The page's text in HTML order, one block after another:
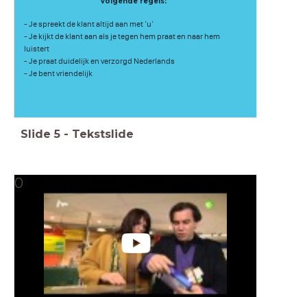
- Je spreekt de klant altijd aan met ‘u’
- Je kijkt de klant aan als je tegen hem praat en naar hem
luistert
- Je praat duidelijk en verzorgd Nederlands
- Je bent vriendelijk
Slide 5 - Tekstslide
0